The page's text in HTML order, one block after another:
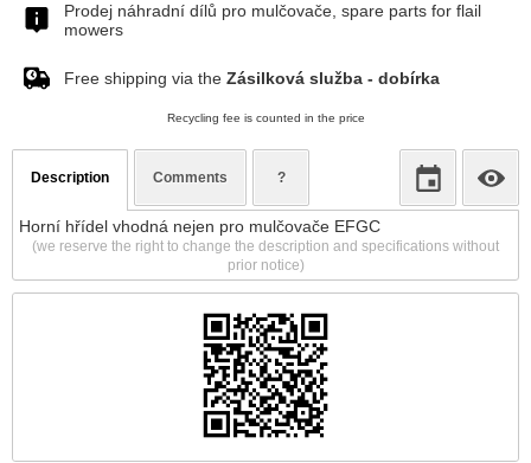
Prodej náhradní dílů pro mulčovače, spare parts for flail
mowers
Free shipping via the Zásilková služba - dobírka
Recycling fee is counted in the price
Description Comments ?
Horní hřídel vhodná nejen pro mulčovače EFGC
(we reserve the right to change the description and specifications without
prior notice)